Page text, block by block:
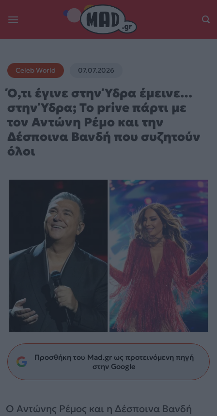
Celeb World 07.07.2026
Ό,τι έγινε στην Ύδρα έμεινε…
στην Ύδρα; Το prive πάρτι με
τον Αντώνη Ρέμο και την
Δέσποινα Βανδή που συζητούν
όλοι
Προσθήκη του Mad.gr ως προτεινόμενη πηγή
στην Google
Ο Αντώνης Ρέμος και η Δέσποινα Βανδή